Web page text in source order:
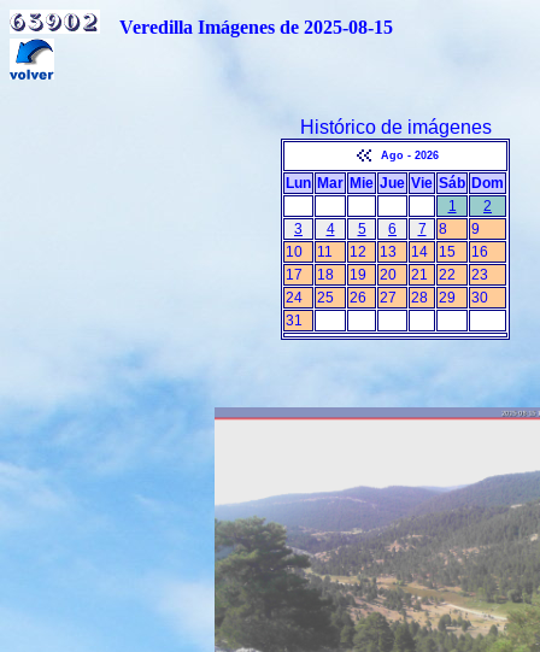
Veredilla Imágenes de 2025-08-15
Histórico de imágenes
Ago - 2026
Lun Mar Mie Jue Vie Sáb Dom
1
2
3
4 5 6 7 8
9
10
11 12 13 14 15
16
17
18 19 20 21 22
23
24
25 26 27 28 29
30
31